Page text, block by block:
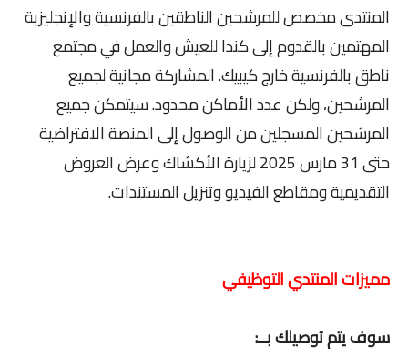
المنتدى مخصص للمرشحين الناطقين بالفرنسية والإنجليزية
المهتمين بالقدوم إلى كندا للعيش والعمل في مجتمع
ناطق بالفرنسية خارج كيبيك. المشاركة مجانية لجميع
المرشحين، ولكن عدد الأماكن محدود. سيتمكن جميع
المرشحين المسجلين من الوصول إلى المنصة الافتراضية
حتى 31 مارس 2025 لزيارة الأكشاك وعرض العروض
التقديمية ومقاطع الفيديو وتنزيل المستندات.
مميزات المنتدي التوظيفي
سوف يتم توصيلك بــ: